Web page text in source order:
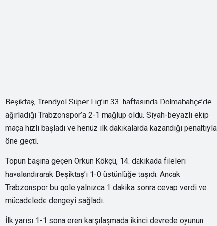
Beşiktaş, Trendyol Süper Lig’in 33. haftasında Dolmabahçe’de
ağırladığı Trabzonspor’a 2-1 mağlup oldu. Siyah-beyazlı ekip
maça hızlı başladı ve henüz ilk dakikalarda kazandığı penaltıyla
öne geçti.
Topun başına geçen Orkun Kökçü, 14. dakikada fileleri
havalandırarak Beşiktaş’ı 1-0 üstünlüğe taşıdı. Ancak
Trabzonspor bu gole yalnızca 1 dakika sonra cevap verdi ve
mücadelede dengeyi sağladı.
İlk yarısı 1-1 sona eren karşılaşmada ikinci devrede oyunun